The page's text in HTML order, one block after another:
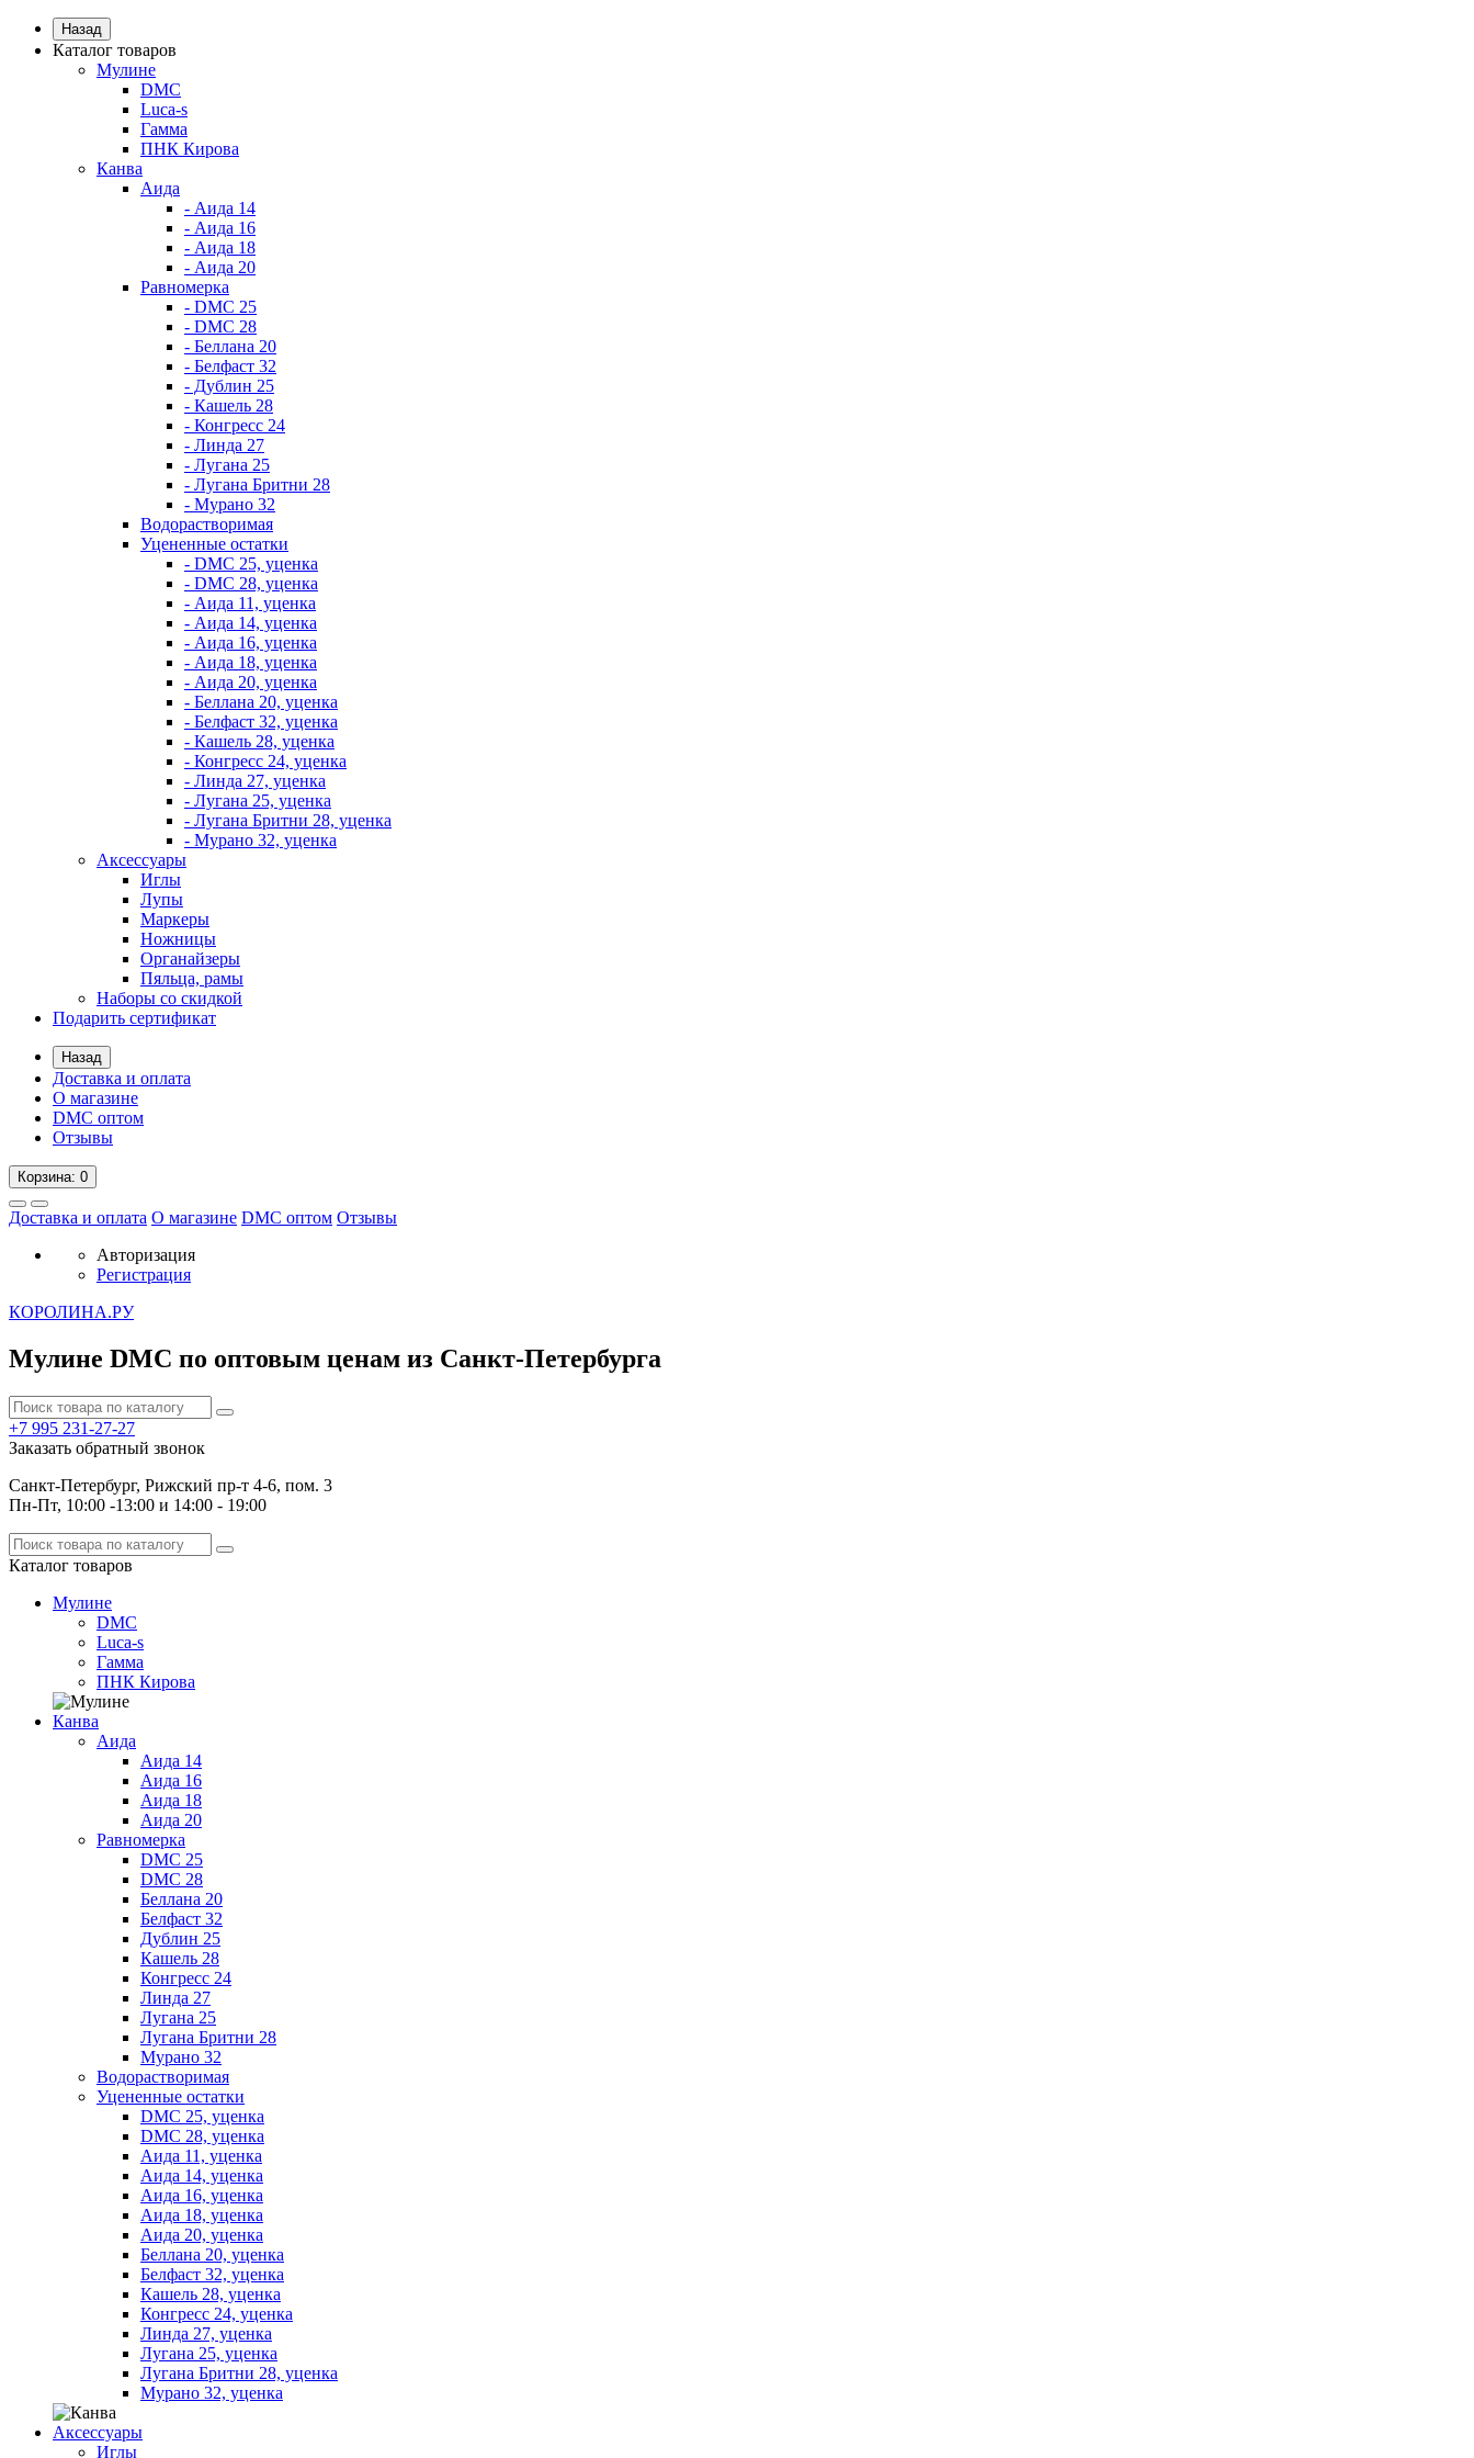
Назад
Каталог товаров
Мулине
DMC
Luca-s
Гамма
ПНК Кирова
Канва
Аида
- Аида 14
- Аида 16
- Аида 18
- Аида 20
Равномерка
- DMC 25
- DMC 28
- Беллана 20
- Белфаст 32
- Дублин 25
- Кашель 28
- Конгресс 24
- Линда 27
- Лугана 25
- Лугана Бритни 28
- Мурано 32
Водорастворимая
Уцененные остатки
- DMC 25, уценка
- DMC 28, уценка
- Аида 11, уценка
- Аида 14, уценка
- Аида 16, уценка
- Аида 18, уценка
- Аида 20, уценка
- Беллана 20, уценка
- Белфаст 32, уценка
- Кашель 28, уценка
- Конгресс 24, уценка
- Линда 27, уценка
- Лугана 25, уценка
- Лугана Бритни 28, уценка
- Мурано 32, уценка
Аксессуары
Иглы
Лупы
Маркеры
Ножницы
Органайзеры
Пяльца, рамы
Наборы со скидкой
Подарить сертификат
Назад
Доставка и оплата
О магазине
DMC оптом
Отзывы
Корзина: 0
Доставка и оплата О магазине DMC оптом Отзывы
Авторизация
Регистрация
КОРОЛИНА.РУ
Мулине DMC по оптовым ценам из Санкт-Петербурга
+7 995 231-27-27
Заказать обратный звонок
Санкт-Петербург, Рижский пр-т 4-6, пом. 3
Пн-Пт, 10:00 -13:00 и 14:00 - 19:00
Каталог товаров
Мулине
DMC
Luca-s
Гамма
ПНК Кирова
Канва
Аида
Аида 14
Аида 16
Аида 18
Аида 20
Равномерка
DMC 25
DMC 28
Беллана 20
Белфаст 32
Дублин 25
Кашель 28
Конгресс 24
Линда 27
Лугана 25
Лугана Бритни 28
Мурано 32
Водорастворимая
Уцененные остатки
DMC 25, уценка
DMC 28, уценка
Аида 11, уценка
Аида 14, уценка
Аида 16, уценка
Аида 18, уценка
Аида 20, уценка
Беллана 20, уценка
Белфаст 32, уценка
Кашель 28, уценка
Конгресс 24, уценка
Линда 27, уценка
Лугана 25, уценка
Лугана Бритни 28, уценка
Мурано 32, уценка
Аксессуары
Иглы